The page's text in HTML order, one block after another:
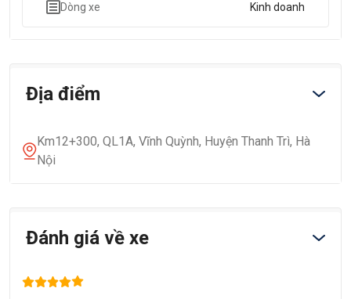
Dòng xe Kinh doanh
Địa điểm
Km12+300, QL1A, Vĩnh Quỳnh, Huyện Thanh Trì, Hà
Nội
Đánh giá về xe